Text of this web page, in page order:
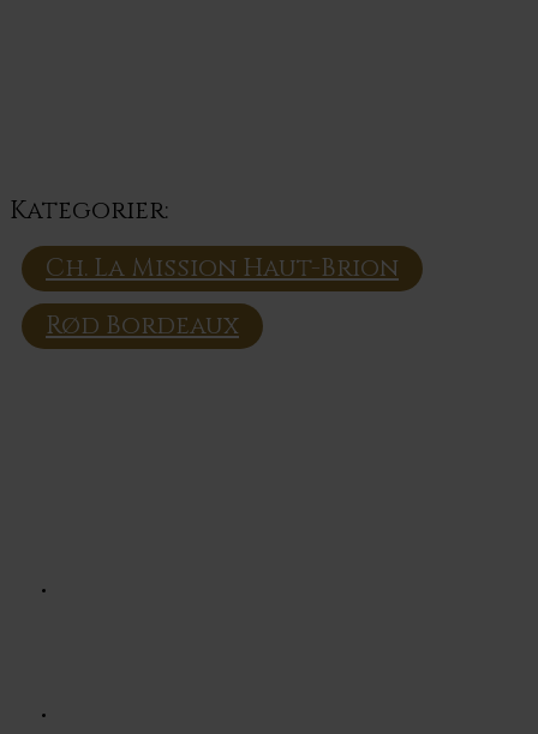
Kategorier:
Ch. La Mission Haut-Brion
Rød Bordeaux